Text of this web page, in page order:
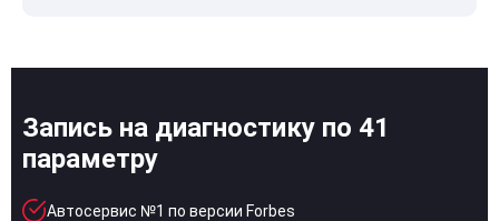
Запись на диагностику по 41
параметру
Автосервис №1 по версии Forbes